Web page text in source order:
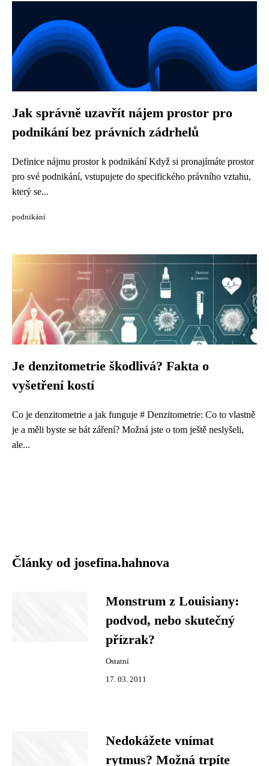
Jak správně uzavřít nájem prostor pro
podnikání bez právních zádrhelů
Definice nájmu prostor k podnikání Když si pronajímáte prostor
pro své podnikání, vstupujete do specifického právního vztahu,
který se...
podnikání
Je denzitometrie škodlivá? Fakta o
vyšetření kostí
Co je denzitometrie a jak funguje # Denzitometrie: Co to vlastně
je a měli byste se bát záření? Možná jste o tom ještě neslyšeli,
ale...
Články od josefina.hahnova
Monstrum z Louisiany:
podvod, nebo skutečný
přízrak?
Ostatní
17. 03. 2011
Nedokážete vnímat
rytmus? Možná trpíte